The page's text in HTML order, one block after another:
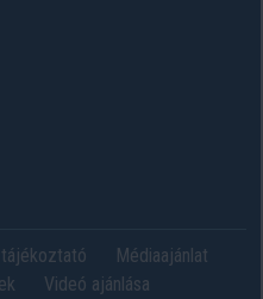
Médiaajánlat
Videó ajánlása